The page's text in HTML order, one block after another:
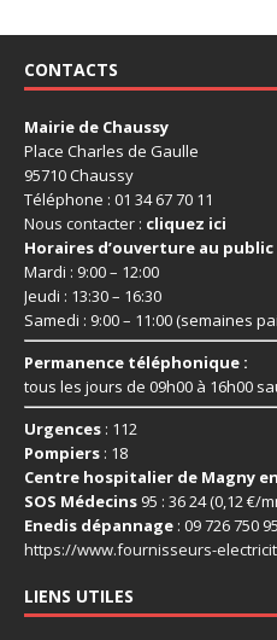
CONTACTS
Mairie de Chaussy
Place Charles de Gaulle
95710 Chaussy
Téléphone : 01 34 67 70 11
Nous contacter : cliquez ici
Horaires d’ouverture au public
Mardi : 9:00 – 12:00
Jeudi : 13:30 – 16:30
Samedi : 9:00 – 11:00 (semaines
Permanence téléphonique :
tous les jours de 09h00 à 16h00
Urgences : 112
Pompiers : 18
Centre hospitalier de Magny
SOS Médecins 95 : 36 24 (0,12 €/
Enedis dépannage : 09 726 750 95
https://www.fournisseurs-
LIENS UTILES